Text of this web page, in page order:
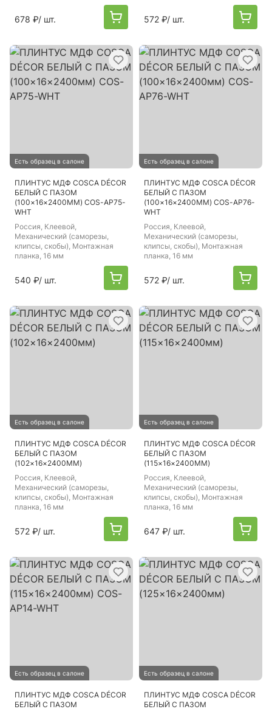
678 ₽/ шт. 572 ₽/ шт.
Есть образец в салоне
ПЛИНТУС МДФ COSCA DÉCOR
БЕЛЫЙ С ПАЗОМ
(100×16×2400ММ) COS-AP75-
WHT
Россия, Клеевой,
Механический (саморезы,
клипсы, скобы), Монтажная
планка, 16 мм
540 ₽/ шт.
Есть образец в салоне
ПЛИНТУС МДФ COSCA DÉCOR
БЕЛЫЙ С ПАЗОМ
(100×16×2400ММ) COS-AP76-
WHT
Россия, Клеевой,
Механический (саморезы,
клипсы, скобы), Монтажная
планка, 16 мм
572 ₽/ шт.
Есть образец в салоне
ПЛИНТУС МДФ COSCA DÉCOR
БЕЛЫЙ С ПАЗОМ
(102×16×2400ММ)
Россия, Клеевой,
Механический (саморезы,
клипсы, скобы), Монтажная
планка, 16 мм
572 ₽/ шт.
Есть образец в салоне
ПЛИНТУС МДФ COSCA DÉCOR
БЕЛЫЙ С ПАЗОМ
(115×16×2400ММ)
Россия, Клеевой,
Механический (саморезы,
клипсы, скобы), Монтажная
планка, 16 мм
647 ₽/ шт.
Есть образец в салоне
ПЛИНТУС МДФ COSCA DÉCOR
БЕЛЫЙ С ПАЗОМ
Есть образец в салоне
ПЛИНТУС МДФ COSCA DÉCOR
БЕЛЫЙ С ПАЗОМ